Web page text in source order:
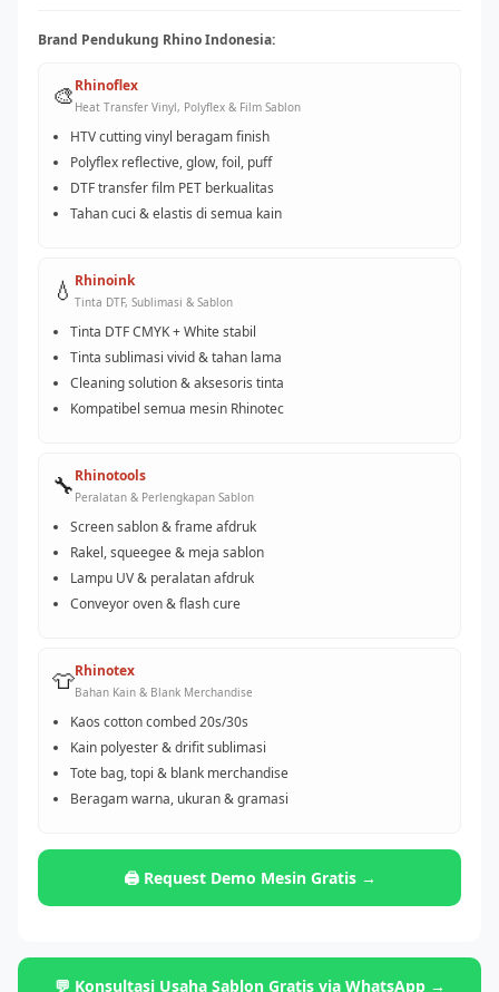
Brand Pendukung Rhino Indonesia:
🎨Rhinoflex
Heat Transfer Vinyl, Polyflex & Film Sablon
HTV cutting vinyl beragam finish
Polyflex reflective, glow, foil, puff
DTF transfer film PET berkualitas
Tahan cuci & elastis di semua kain
💧 Rhinoink
Tinta DTF, Sublimasi & Sablon
Tinta DTF CMYK + White stabil
Tinta sublimasi vivid & tahan lama
Cleaning solution & aksesoris tinta
Kompatibel semua mesin Rhinotec
🔧Rhinotools
Peralatan & Perlengkapan Sablon
Screen sablon & frame afdruk
Rakel, squeegee & meja sablon
Lampu UV & peralatan afdruk
Conveyor oven & flash cure
👕Rhinotex
Bahan Kain & Blank Merchandise
Kaos cotton combed 20s/30s
Kain polyester & drifit sublimasi
Tote bag, topi & blank merchandise
Beragam warna, ukuran & gramasi
🖨️ Request Demo Mesin Gratis →
💬 Konsultasi Usaha Sablon Gratis via WhatsApp →